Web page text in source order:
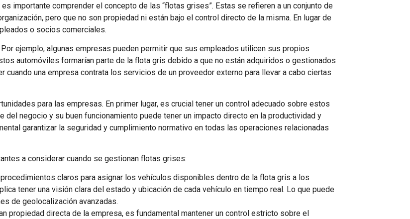
importante comprender el concepto de las “flotas grises”. Estas se refieren a un conjunto de
pero que no son propiedad ni están bajo el control directo de la misma. En lugar de
o socios comerciales.
ejemplo, algunas empresas pueden permitir que sus empleados utilicen sus propios
automóviles formarían parte de la flota gris debido a que no están adquiridos o gestionados
cuando una empresa contrata los servicios de un proveedor externo para llevar a cabo ciertas
para las empresas. En primer lugar, es crucial tener un control adecuado sobre estos
del negocio y su buen funcionamiento puede tener un impacto directo en la productividad y
garantizar la seguridad y cumplimiento normativo en todas las operaciones relacionadas
a considerar cuando se gestionan flotas grises:
claros para asignar los vehículos disponibles dentro de la flota gris a los
tener una visión clara del estado y ubicación de cada vehículo en tiempo real. Lo que puede
de geolocalización avanzadas.
propiedad directa de la empresa, es fundamental mantener un control estricto sobre el